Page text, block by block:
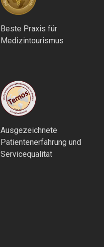
Beste Praxis für
Medizintourismus
Ausgezeichnete
Patientenerfahrung und
Servicequalität